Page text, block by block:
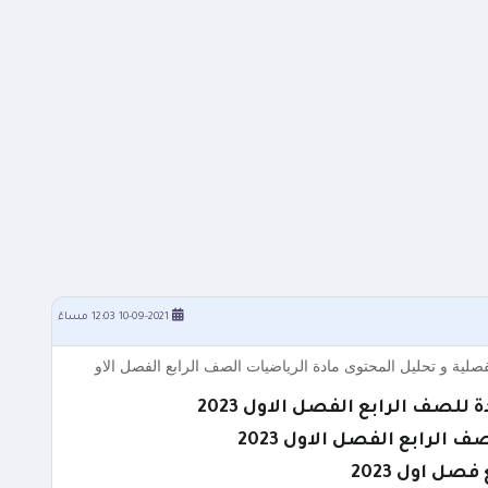
10-09-2021 12:03 مساءً
الرابع الفصل الاول 2023
الفصل الاول 2023
اول 2023